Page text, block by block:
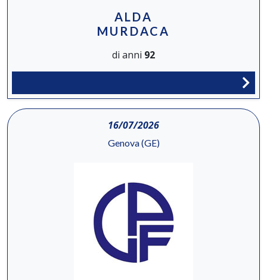
ALDA
MURDACA
di anni 92
16/07/2026
Genova (GE)